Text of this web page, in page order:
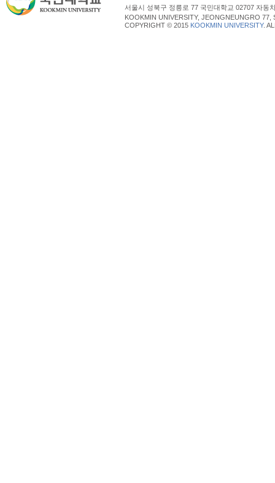
서울시 성북구 정릉로 77 국민대학교 02707 자동
KOOKMIN UNIVERSITY, JEONGNEUNGRO
COPYRIGHT © 2015 KOOKMIN UNIVERSITY.